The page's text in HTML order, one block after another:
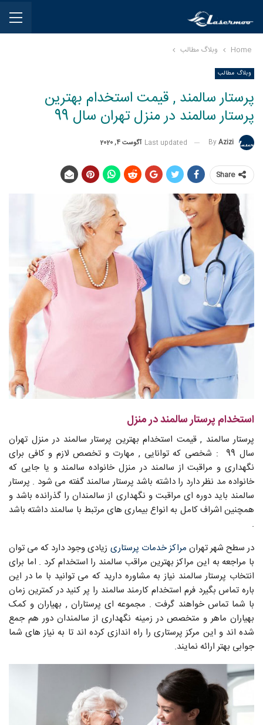
Home وبلاگ مطالب
وبلاگ مطالب
پرستار سالمند , قیمت استخدام بهترین
پرستار سالمند در منزل تهران سال 99
ByAzizi
Last updated آگوست 4, 2020
Share
استخدام پرستار سالمند در منزل
پرستار سالمند , قیمت استخدام بهترین پرستار سالمند در منزل تهران
سال 99 : شخصی که توانایی , مهارت و تخصص لازم و کافی برای
نگهداری و مراقبت از سالمند در منزل خانواده سالمند و یا جایی که
خانواده مد نظر دارد را داشته باشد پرستار سالمند گفته می شود . پرستار
سالمند باید دوره ای مراقبت و نگهداری از سالمندان را گذرانده باشد و
همچنین اشراف کامل به انواع بیماری های مرتبط با سالمند داشته باشد
.
در سطح شهر تهران مراکز خدمات پرستاری زیادی وجود دارد که می توان
با مراجعه به این مراکز بهترین مراقب سالمند را استخدام کرد . اما برای
انتخاب پرستار سالمند نیاز به مشاوره دارید که می توانید با ما در این
باره تماس بگیرد فرم استخدام کارمند سالمند را پر کنید در کمترین زمان
با شما تماس خواهند گرفت . مجموعه ای پرستاران , بهیاران و کمک
بهیاران ماهر و متخصص در زمینه نگهداری از سالمندان دور هم جمع
شده اند و این مرکز پرستاری را راه اندازی کرده اند تا به نیاز های شما
جوابی بهتر ارائه نمایند.